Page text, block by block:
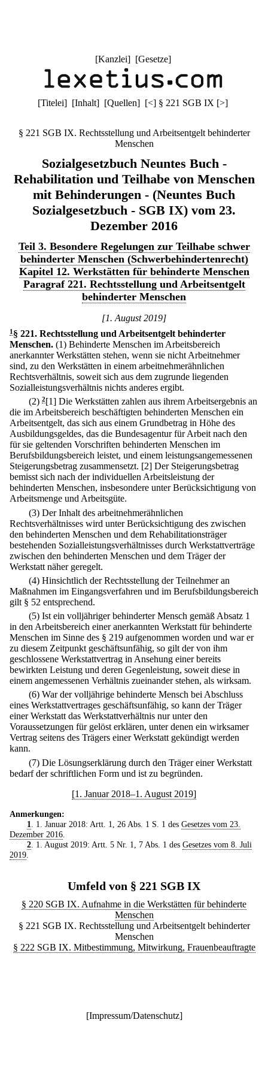
[Kanzlei] [Gesetze]
[Titelei] [Inhalt] [Quellen] [<] § 221 SGB IX [>]
§ 221 SGB IX. Rechtsstellung und Arbeitsentgelt behinderter
Menschen
Sozialgesetzbuch Neuntes Buch -
Rehabilitation und Teilhabe von Menschen
mit Behinderungen - (Neuntes Buch
Sozialgesetzbuch - SGB IX) vom 23.
Dezember 2016
Teil 3. Besondere Regelungen zur Teilhabe schwer
behinderter Menschen (Schwerbehindertenrecht)
Kapitel 12. Werkstätten für behinderte Menschen
Paragraf 221. Rechtsstellung und Arbeitsentgelt
behinderter Menschen
[1. August 2019]
1 § 221. Rechtsstellung und Arbeitsentgelt behinderter
Menschen. (1) Behinderte Menschen im Arbeitsbereich
anerkannter Werkstätten stehen, wenn sie nicht Arbeitnehmer
sind, zu den Werkstätten in einem arbeitnehmerähnlichen
Rechtsverhältnis, soweit sich aus dem zugrunde liegenden
Sozialleistungsverhältnis nichts anderes ergibt.
(2) 2[1] Die Werkstätten zahlen aus ihrem Arbeitsergebnis an
die im Arbeitsbereich beschäftigten behinderten Menschen ein
Arbeitsentgelt, das sich aus einem Grundbetrag in Höhe des
Ausbildungsgeldes, das die Bundesagentur für Arbeit nach den
für sie geltenden Vorschriften behinderten Menschen im
Berufsbildungsbereich leistet, und einem leistungsangemessenen
Steigerungsbetrag zusammensetzt. [2] Der Steigerungsbetrag
bemisst sich nach der individuellen Arbeitsleistung der
behinderten Menschen, insbesondere unter Berücksichtigung von
Arbeitsmenge und Arbeitsgüte.
(3) Der Inhalt des arbeitnehmerähnlichen
Rechtsverhältnisses wird unter Berücksichtigung des zwischen
den behinderten Menschen und dem Rehabilitationsträger
bestehenden Sozialleistungsverhältnisses durch Werkstattverträge
zwischen den behinderten Menschen und dem Träger der
Werkstatt näher geregelt.
(4) Hinsichtlich der Rechtsstellung der Teilnehmer an
Maßnahmen im Eingangsverfahren und im Berufsbildungsbereich
gilt § 52 entsprechend.
(5) Ist ein volljähriger behinderter Mensch gemäß Absatz 1
in den Arbeitsbereich einer anerkannten Werkstatt für behinderte
Menschen im Sinne des § 219 aufgenommen worden und war er
zu diesem Zeitpunkt geschäftsunfähig, so gilt der von ihm
geschlossene Werkstattvertrag in Ansehung einer bereits
bewirkten Leistung und deren Gegenleistung, soweit diese in
einem angemessenen Verhältnis zueinander stehen, als wirksam.
(6) War der volljährige behinderte Mensch bei Abschluss
eines Werkstattvertrages geschäftsunfähig, so kann der Träger
einer Werkstatt das Werkstattverhältnis nur unter den
Voraussetzungen für gelöst erklären, unter denen ein wirksamer
Vertrag seitens des Trägers einer Werkstatt gekündigt werden
kann.
(7) Die Lösungserklärung durch den Träger einer Werkstatt
bedarf der schriftlichen Form und ist zu begründen.
[1. Januar 2018–1. August 2019]
Anmerkungen:
1
. 1. Januar 2018: Artt. 1, 26 Abs. 1 S. 1 des Gesetzes vom 23.
Dezember 2016
2. 1. August 2019: Artt. 5 Nr. 1, 7 Abs. 1 des Gesetzes vom 8. Juli
2019
Umfeld von § 221 SGB IX
§ 220 SGB IX. Aufnahme in die Werkstätten für behinderte
Menschen
§ 221 SGB IX. Rechtsstellung und Arbeitsentgelt behinderter
Menschen
§ 222 SGB IX. Mitbestimmung, Mitwirkung, Frauenbeauftragte
[Impressum/Datenschutz]